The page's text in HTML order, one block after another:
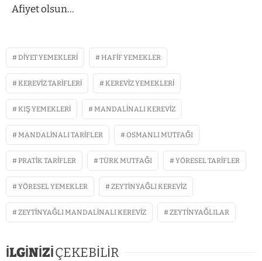
Afiyet olsun…
DIYET YEMEKLERI HAFIF YEMEKLER
KEREVIZ TARIFLERI KEREVIZ YEMEKLERI
KIŞ YEMEKLERI MANDALINALI KEREVIZ
MANDALINALI TARIFLER OSMANLI MUTFAĞI
PRATIK TARIFLER TÜRK MUTFAĞI YÖRESEL TARIFLER
YÖRESEL YEMEKLER ZEYTINYAĞLI KEREVIZ
ZEYTINYAĞLI MANDALINALI KEREVIZ ZEYTINYAĞLILAR
İLGİNİZİÇEKEBİLİR